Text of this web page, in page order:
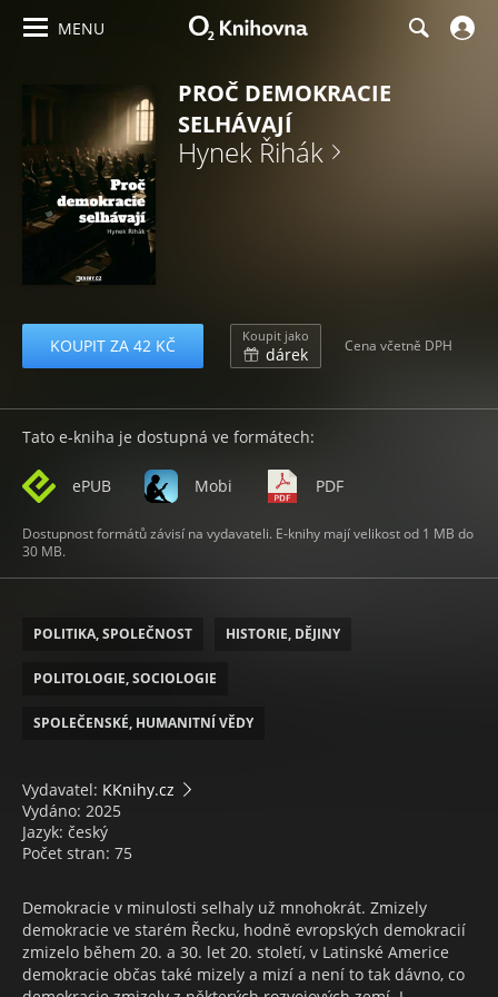
MENU
PROČ DEMOKRACIE
SELHÁVAJÍ
Hynek Řihák
KOUPIT ZA 42 KČ Koupit jako
dárek Cena včetně DPH
Tato e-kniha je dostupná ve formátech:
ePUB Mobi PDF
Dostupnost formátů závisí na vydavateli. E-knihy mají velikost od 1 MB do
30 MB.
POLITIKA, SPOLEČNOST HISTORIE, DĚJINY
POLITOLOGIE, SOCIOLOGIE
SPOLEČENSKÉ, HUMANITNÍ VĚDY
Vydavatel: KKnihy.cz
Vydáno: 2025
Jazyk: český
Počet stran: 75
Demokracie v minulosti selhaly už mnohokrát. Zmizely
demokracie ve starém Řecku, hodně evropských demokracií
zmizelo během 20. a 30. let 20. století, v Latinské Americe
demokracie občas také mizely a mizí a není to tak dávno, co